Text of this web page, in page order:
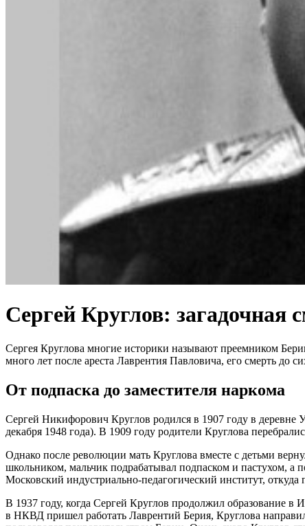
Сергей Круглов: загадочная
Сергея Круглова многие историки называют преемником
много лет после ареста Лаврентия Павловича, его смерть до
От подпаска до заместителя наркома
Сергей Никифорович Круглов родился в 1907 году в деревне
декабря 1948 года). В 1909 году родители Круглова
Однако после революции мать Круглова вместе с детьми
школьником, мальчик подрабатывал подпаском и пастухом,
Московский индустриально-педагогический институт,
В 1937 году, когда Сергей Круглов продолжил образование
в НКВД пришел работать Лаврентий Берия, Круглова